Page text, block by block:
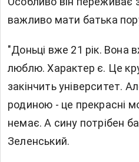
важливо мати батька
"Доньці вже 21 рік. Вона
люблю. Характер є. Це
закінчить університет.
родиною - це прекрасні
немає. А сину потрібен
Зеленський.